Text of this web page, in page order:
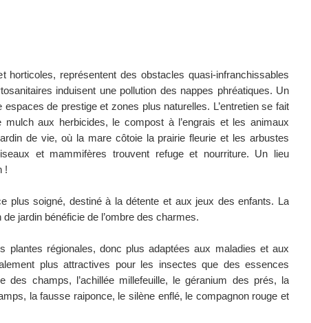
horticoles, représentent des obstacles quasi-infranchissables
induisent une pollution des nappes phréatiques. Un
de prestige et zones plus naturelles. L’entretien se fait
aux herbicides, le compost à l’engrais et les animaux
de vie, où la mare côtoie la prairie fleurie et les arbustes
et mammifères trouvent refuge et nourriture. Un lieu
!
plus soigné, destiné à la détente et aux jeux des enfants. La
jardin bénéficie de l’ombre des charmes.
plantes régionales, donc plus adaptées aux maladies et aux
plus attractives pour les insectes que des essences
des champs, l’achillée millefeuille, le géranium des prés, la
la fausse raiponce, le silène enflé, le compagnon rouge et